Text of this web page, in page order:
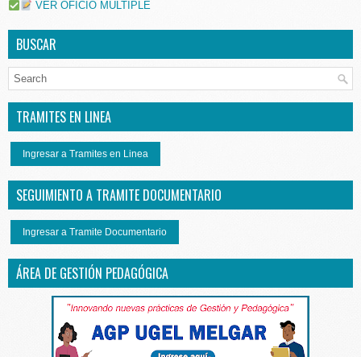
VER OFICIO MÚLTIPLE
BUSCAR
TRAMITES EN LINEA
Ingresar a Tramites en Linea
SEGUIMIENTO A TRAMITE DOCUMENTARIO
Ingresar a Tramite Documentario
ÁREA DE GESTIÓN PEDAGÓGICA